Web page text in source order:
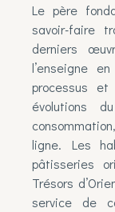
Le père
savoir-faire
derniers
l’enseigne
processus
évolutions
ligne. Les
pâtisseries
Trésors
service de